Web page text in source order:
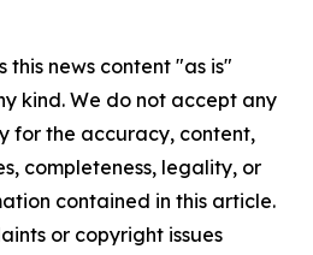
this news content "as is"
kind. We do not accept any
for the accuracy, content,
completeness, legality, or
contained in this article.
or copyright issues